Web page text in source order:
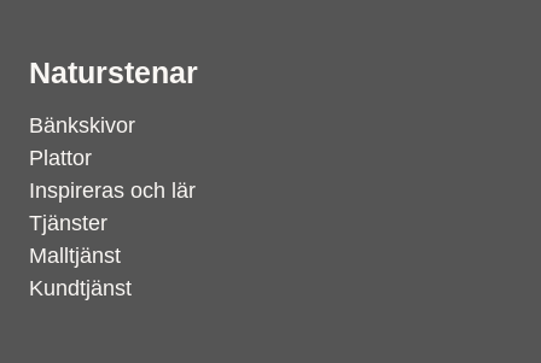
Naturstenar
Bänkskivor
Plattor
Inspireras och lär
Tjänster
Malltjänst
Kundtjänst